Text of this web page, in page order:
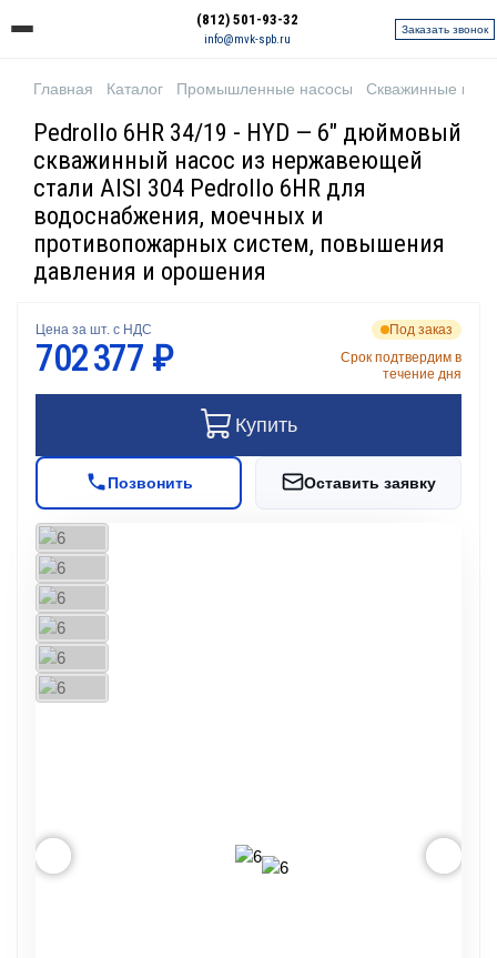
(812) 501-93-32
info@mvk-spb.ru
Заказать звонок
Главная Каталог Промышленные насосы Скважинные
Pedrollo 6HR 34/19 - HYD — 6" дюймовый
скважинный насос из нержавеющей
стали AISI 304 Pedrollo 6HR для
водоснабжения, моечных и
противопожарных систем, повышения
давления и орошения
Цена за шт. с НДС
702 377 ₽
Под заказ
Срок подтвердим в
течение дня
Купить
Позвонить Оставить заявку